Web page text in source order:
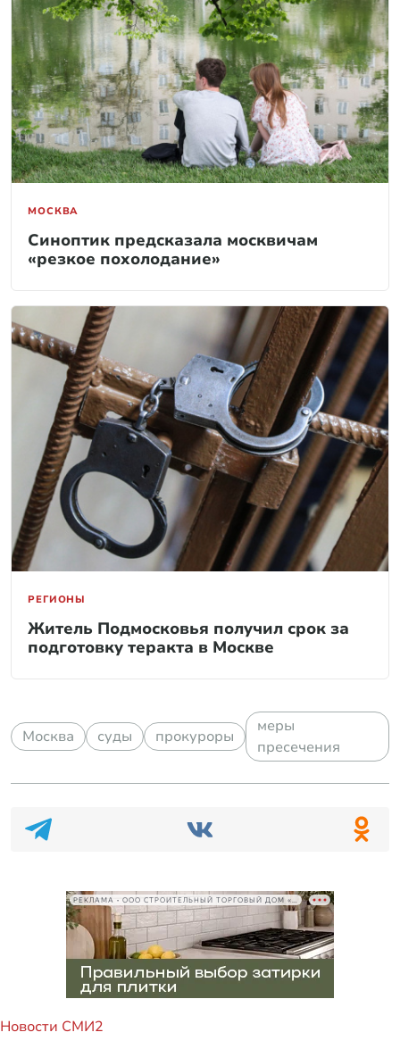
МОСКВА
Синоптик предсказала москвичам
«резкое похолодание»
РЕГИОНЫ
Житель Подмосковья получил срок за
подготовку теракта в Москве
Москва суды прокуроры
меры
пресечения
РЕКЛАМА • ООО СТРОИТЕЛЬНЫЙ ТОРГОВЫЙ ДОМ «ПЕТРОВИЧ», ИНН 7802348846
Новости СМИ2